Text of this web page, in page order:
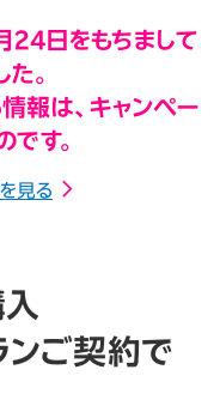
日をもちまして
。
報は、キャンペー
す。
見る
ご契約で